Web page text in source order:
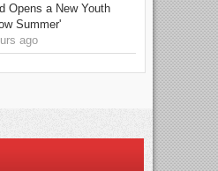
Opens a New Youth
Summer'
ago